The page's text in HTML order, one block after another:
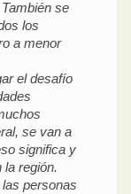
se
los
a menor
el desafío
se van a
significa y
la región.
personas